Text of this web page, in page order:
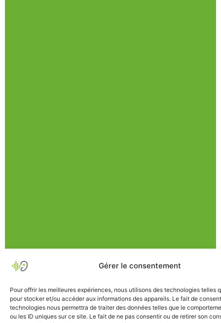
Gérer le consentement
Pour offrir les meilleures expériences, nous utilisons des technologies telles
pour stocker et/ou accéder aux informations des appareils. Le fait de
technologies nous permettra de traiter des données telles que le
ou les ID uniques sur ce site. Le fait de ne pas consentir ou de retirer son